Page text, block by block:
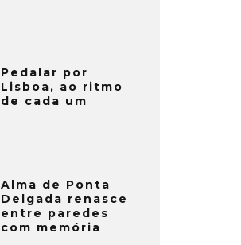
Pedalar por
Lisboa, ao ritmo
de cada um
Alma de Ponta
Delgada renasce
entre paredes
com memória